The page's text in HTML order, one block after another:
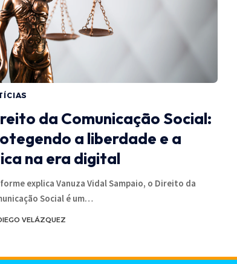
da Comunicação Social:
a liberdade e a
na era digital
explica Vanuza Vidal Sampaio, o Direito da
Social é um…
VELÁZQUEZ